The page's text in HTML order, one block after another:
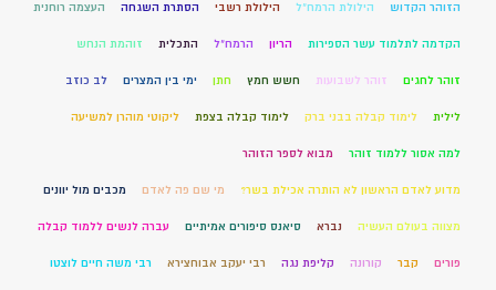
הזוהר הקדוש הילולת הרמח"ל הילולת רשבי הסתרת השגחה העצמה רוחנית
הקדמה לתלמוד עשר הספירות הריון הרמח"ל התכלית זוהמת הנחש
זוהר לחגים זוהר לשבועות חשש חמץ חתן ימי בין המצרים לב כוזב
לילית לימוד קבלה בבני ברק לימוד קבלה בצפת ליקוטי מוהרן למשיעה
למה אסור ללמוד זוהר מבוא לספר הזוהר
מדוע לאדם הראשון לא הותרה אכילת בשר? מי שם פה לאדם מכבים מול יוונים
מצווה בעולם העשיה נברא סיאנס סיפורים אמיתיים עברה לנשים ללמוד קבלה
פורים קבר קורונה קליפת נגה רבי יעקב אבוחצירא רבי משה חיים לוצטו